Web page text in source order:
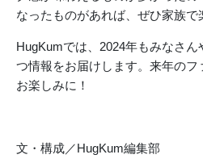
なったものがあれば、ぜひ家族で
HugKumでは、2024年もみなさ
つ情報をお届けします。来年のフ
お楽しみに！
文・構成／HugKum編集部